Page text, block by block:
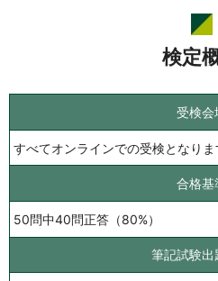
検定
受検会
すべてオンラインでの受検となりま
合格基
50問中40問正答（80%）
筆記試験出